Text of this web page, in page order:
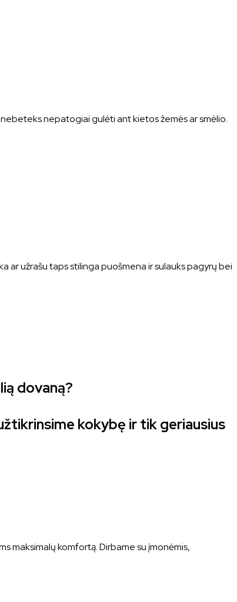
nepatogiai gulėti ant kietos žemės ar smėlio.
ar užrašu taps stilinga puošmena ir sulauks pagyrų bei
dovaną?
kokybę ir tik geriausius
maksimalų komfortą. Dirbame su įmonėmis,